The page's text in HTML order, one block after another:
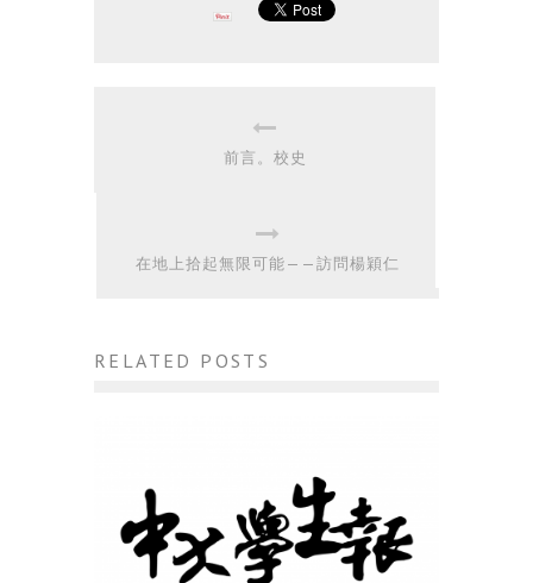
前言。校史
在地上拾起無限可能——訪問楊穎仁
RELATED POSTS